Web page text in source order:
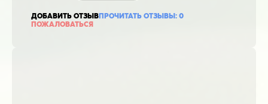
ДОБАВИТЬ ОТЗЫВПРОЧИТАТЬ ОТЗЫВЫ: 0
ПОЖАЛОВАТЬСЯ